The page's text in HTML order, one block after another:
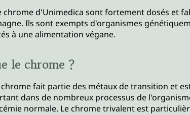
chrome d'Unimedica sont fortement dosés et
Ils sont exempts d'organismes
à une alimentation végane.
le chrome ?
fait partie des métaux de transition et
dans de nombreux processus de
normale. Le chrome trivalent est